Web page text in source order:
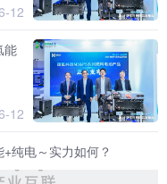
12
能
12
纯电～实力如何？